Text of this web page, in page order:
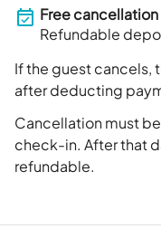
Free cancellation
Refundable
If the guest cancels,
after deducting
Cancellation must
check-in. After that
refundable.